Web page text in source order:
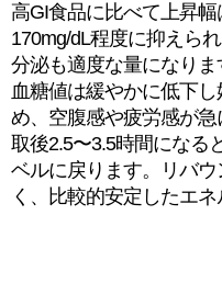
高GI食品に比べて上昇
170mg/dL程度に抑えら
分泌も適度な量になりま
血糖値は緩やかに低下
め、空腹感や疲労感が
取後2.5〜3.5時間になる
ベルに戻ります。リバ
く、比較的安定したエ